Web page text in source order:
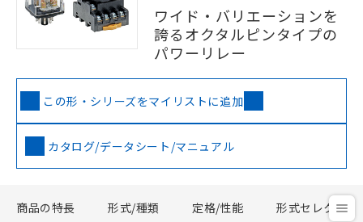
ワイド・バリエーションを
誇るオクタルピンタイプの
パワーリレー
この形・シリーズをマイリストに追加
カタログ/データシート/マニュアル
商品の特長 形式/種類 定格/性能 形式セレクタ